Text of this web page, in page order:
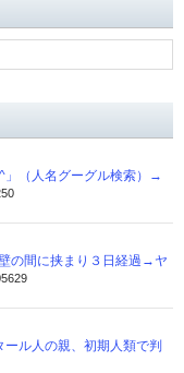
」（人名グーグル検索）→
の間に挟まり３日経過→ヤ
ール人の親、初期人類で判